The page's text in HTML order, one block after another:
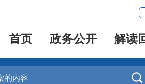
首页 政务公开 解读
